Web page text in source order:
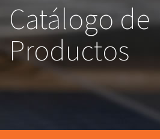
Catálogo de
Productos